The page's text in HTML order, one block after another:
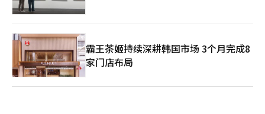
霸王茶姬持续深耕韩国市场 3个月完成8
家门店布局